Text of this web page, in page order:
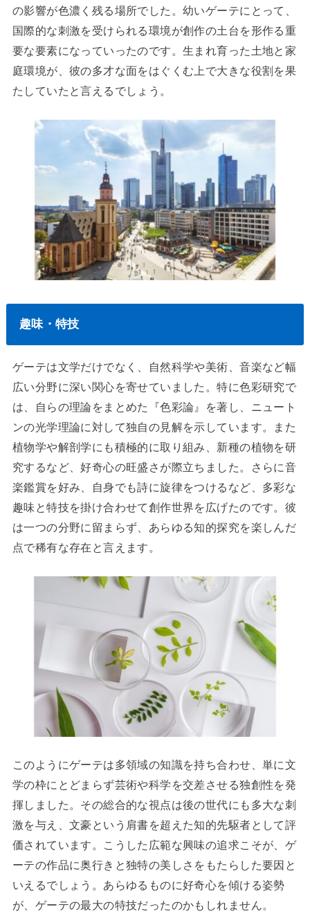
の影響が色濃く残る場所でした。幼いゲーテにとって、
国際的な刺激を受けられる環境が創作の土台を形作る重
要な要素になっていったのです。生まれ育った土地と家
庭環境が、彼の多才な面をはぐくむ上で大きな役割を果
たしていたと言えるでしょう。
趣味・特技
ゲーテは文学だけでなく、自然科学や美術、音楽など幅
広い分野に深い関心を寄せていました。特に色彩研究で
は、自らの理論をまとめた『色彩論』を著し、ニュート
ンの光学理論に対して独自の見解を示しています。また
植物学や解剖学にも積極的に取り組み、新種の植物を研
究するなど、好奇心の旺盛さが際立ちました。さらに音
楽鑑賞を好み、自身でも詩に旋律をつけるなど、多彩な
趣味と特技を掛け合わせて創作世界を広げたのです。彼
は一つの分野に留まらず、あらゆる知的探究を楽しんだ
点で稀有な存在と言えます。
このようにゲーテは多領域の知識を持ち合わせ、単に文
学の枠にとどまらず芸術や科学を交差させる独創性を発
揮しました。その総合的な視点は後の世代にも多大な刺
激を与え、文豪という肩書を超えた知的先駆者として評
価されています。こうした広範な興味の追求こそが、ゲ
ーテの作品に奥行きと独特の美しさをもたらした要因と
いえるでしょう。あらゆるものに好奇心を傾ける姿勢
が、ゲーテの最大の特技だったのかもしれません。